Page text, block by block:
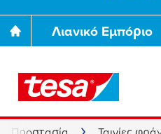
Λιανικό Εμπόριο